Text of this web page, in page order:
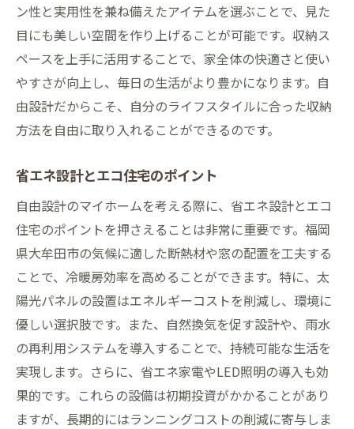
ン性と実用性を兼ね備えたアイテムを選ぶことで、見た
目にも美しい空間を作り上げることが可能です。収納ス
ペースを上手に活用することで、家全体の快適さと使い
やすさが向上し、毎日の生活がより豊かになります。自
由設計だからこそ、自分のライフスタイルに合った収納
方法を自由に取り入れることができるのです。
省エネ設計とエコ住宅のポイント
自由設計のマイホームを考える際に、省エネ設計とエコ
住宅のポイントを押さえることは非常に重要です。福岡
県大牟田市の気候に適した断熱材や窓の配置を工夫する
ことで、冷暖房効率を高めることができます。特に、太
陽光パネルの設置はエネルギーコストを削減し、環境に
優しい選択肢です。また、自然換気を促す設計や、雨水
の再利用システムを導入することで、持続可能な生活を
実現します。さらに、省エネ家電やLED照明の導入も効
果的です。これらの設備は初期投資がかかることがあり
ますが、長期的にはランニングコストの削減に寄与しま